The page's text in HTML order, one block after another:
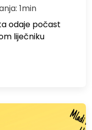
1min
odaje počast
liječniku